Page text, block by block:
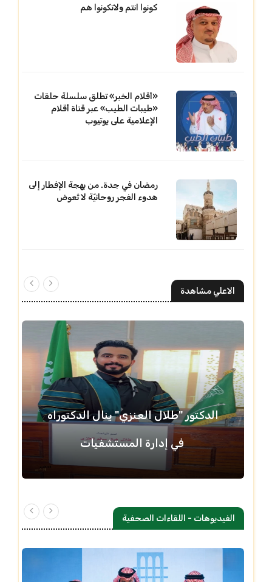
كونوا انتم ولاتكونوا هم
«أقلام الخبر» تطلق سلسلة حلقات
«طيبات الطيب» عبر قناة أقلام
الإعلامية على يوتيوب
رمضان في جدة. من بهجة الإفطار إلى
هدوء الفجر روحانيّة لا تُعوض
الاعلي مشاهدة
الدكتور "طلال العنزي" ينال الدكتوراه
في إدارة المستشفيات
الفيديوهات - اللقاءات الصحفية